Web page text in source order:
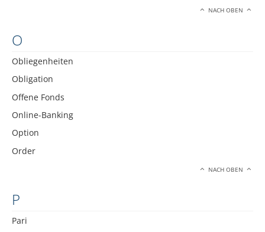
NACH OBEN
O
Obliegenheiten
Obligation
Offene Fonds
Online-Banking
Option
Order
NACH OBEN
P
Pari